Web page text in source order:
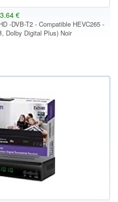
€
-DVB-T2 - Compatible HEVC265 -
Dolby Digital Plus) Noir